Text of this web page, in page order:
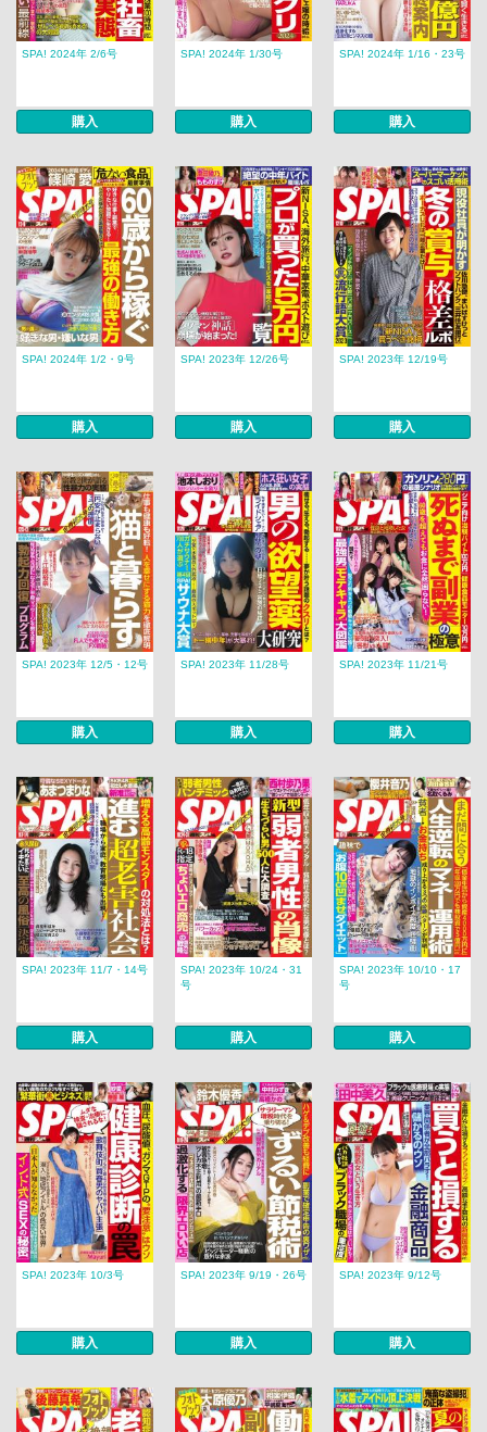
SPA! 2024年 2/6号
購入
SPA! 2024年 1/30号
購入
SPA! 2024年 1/16・23号
購入
SPA! 2024年 1/2・9号
購入
SPA! 2023年 12/26号
購入
SPA! 2023年 12/19号
購入
SPA! 2023年 12/5・12号
購入
SPA! 2023年 11/28号
購入
SPA! 2023年 11/21号
購入
SPA! 2023年 11/7・14号
購入
SPA! 2023年 10/24・31
号
購入
SPA! 2023年 10/10・17
号
購入
SPA! 2023年 10/3号
購入
SPA! 2023年 9/19・26号
購入
SPA! 2023年 9/12号
購入